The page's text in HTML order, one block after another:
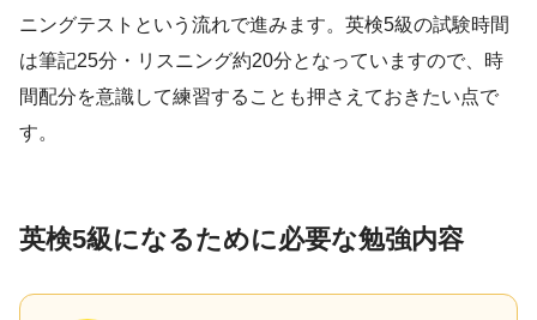
ニングテストという流れで進みます。英検5級の試験時間
は筆記25分・リスニング約20分となっていますので、時
間配分を意識して練習することも押さえておきたい点で
す。
英検5級になるために必要な勉強内容